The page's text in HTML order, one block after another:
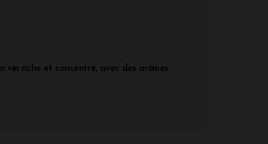
vin riche et concentré, avec des arômes